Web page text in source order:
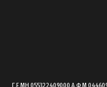
Γ.Ε.ΜΗ 055322409000 Α.Φ.Μ